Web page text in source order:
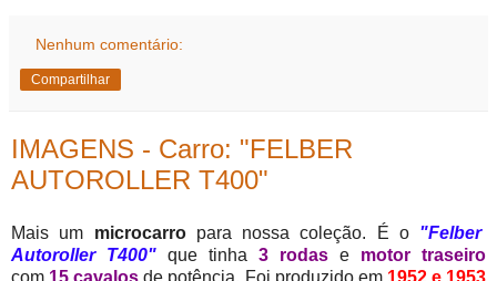
Nenhum comentário:
Compartilhar
IMAGENS - Carro: "FELBER
AUTOROLLER T400"
Mais um microcarropara nossa coleção. É o "Felber
Autoroller T400" que tinha 3 rodas e
motor traseiro
com 15 cavalosde potência. Foi produzido em 1952 e 1953